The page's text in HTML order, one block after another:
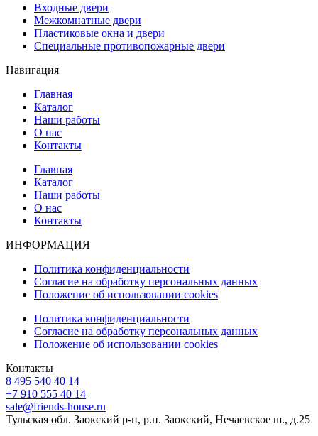
Входные двери
Межкомнатные двери
Пластиковые окна и двери
Специальные противопожарные двери
Навигация
Главная
Каталог
Наши работы
О нас
Контакты
Главная
Каталог
Наши работы
О нас
Контакты
ИНФОРМАЦИЯ
Политика конфиденциальности
Согласие на обработку персональных данных
Положение об использовании cookies
Политика конфиденциальности
Согласие на обработку персональных данных
Положение об использовании cookies
Контакты
8 495 540 40 14
+7 910 555 40 14
sale@friends-house.ru
Тульская обл. Заокский р-н, р.п. Заокский, Нечаевское ш., д.25